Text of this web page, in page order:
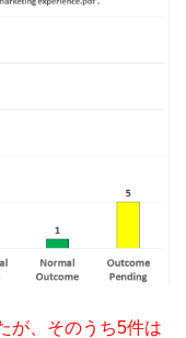
が、そのうち5件は